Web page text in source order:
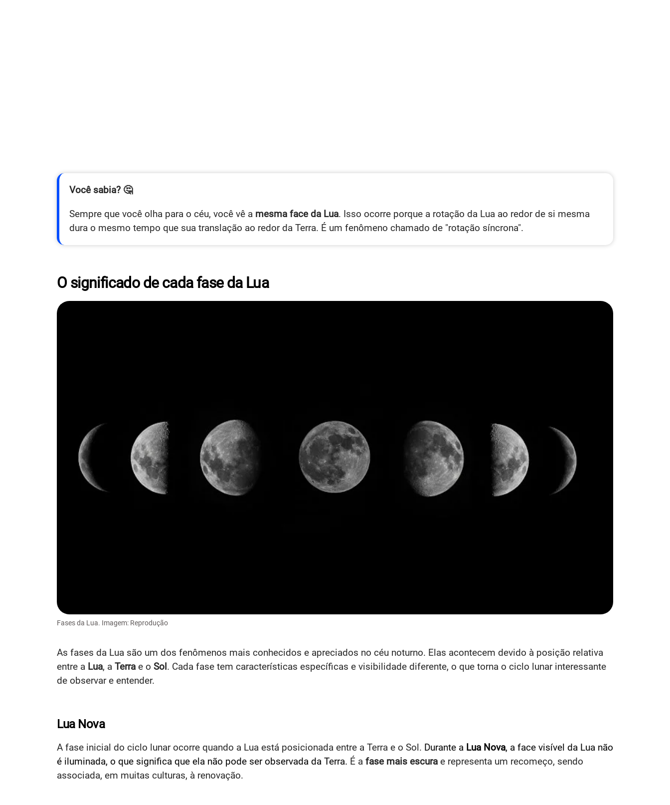
Você sabia? 🤔
Sempre que você olha para o céu, você vê a mesma face da Lua. Isso ocorre porque a rotação da Lua ao redor de si mesma
dura o mesmo tempo que sua translação ao redor da Terra. É um fenômeno chamado de "rotação síncrona".
O significado de cada fase da Lua
Fases da Lua. Imagem: Reprodução
As fases da Lua são um dos fenômenos mais conhecidos e apreciados no céu noturno. Elas acontecem devido à posição relativa
entre a Lua, a Terra e o Sol. Cada fase tem características específicas e visibilidade diferente, o que torna o ciclo lunar interessante
de observar e entender.
Lua Nova
A fase inicial do ciclo lunar ocorre quando a Lua está posicionada entre a Terra e o Sol. Durante a Lua Nova, a face visível da Lua não
é iluminada, o que significa que ela não pode ser observada da Terra. É a fase mais escura e representa um recomeço, sendo
associada, em muitas culturas, à renovação.